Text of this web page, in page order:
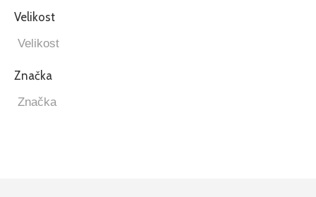
Velikost
Značka